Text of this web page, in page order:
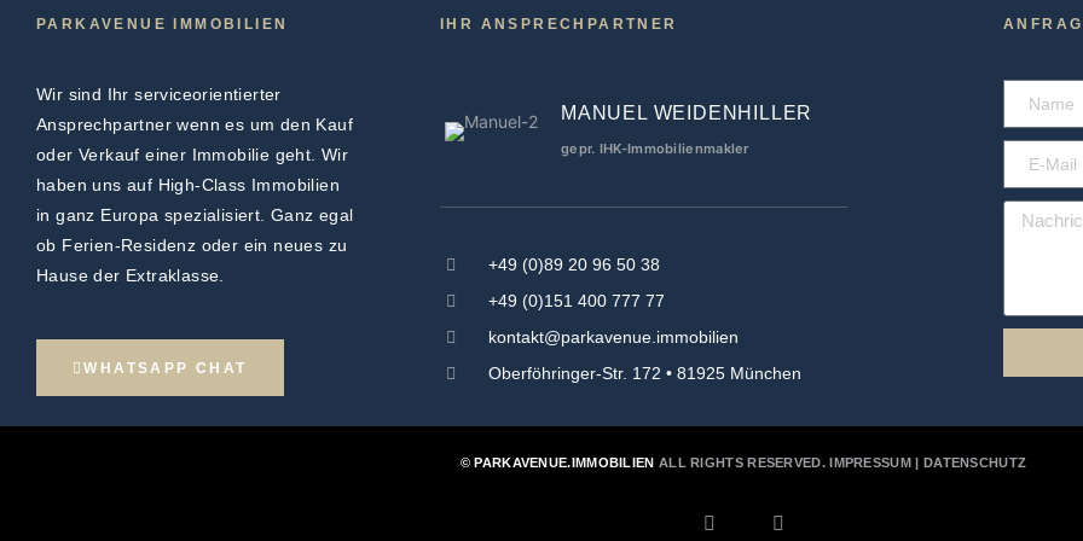
PARKAVENUE IMMOBILIEN
Wir sind Ihr serviceorientierter
Ansprechpartner wenn es um den Kauf
oder Verkauf einer Immobilie geht. Wir
haben uns auf High-Class Immobilien
in ganz Europa spezialisiert. Ganz egal
ob Ferien-Residenz oder ein neues zu
Hause der Extraklasse.
WHATSAPP CHAT
IHR ANSPRECHPARTNER
MANUEL WEIDENHILLER
gepr. IHK-Immobilienmakler
+49 (0)89 20 96 50 38
+49 (0)151 400 777 77
kontakt@parkavenue.immobilien
Oberföhringer-Str. 172 • 81925 München
© PARKAVENUE.IMMOBILIEN ALL RIGHTS RESERVED. IMPRESSUM DATENSCHUTZ